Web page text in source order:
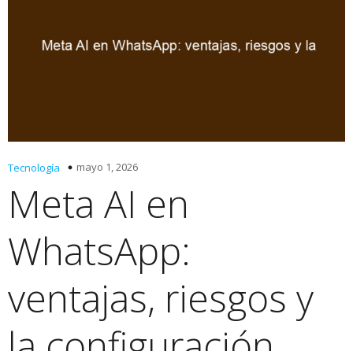
Tecnología mayo 1, 2026
Meta AI en
WhatsApp:
ventajas, riesgos y